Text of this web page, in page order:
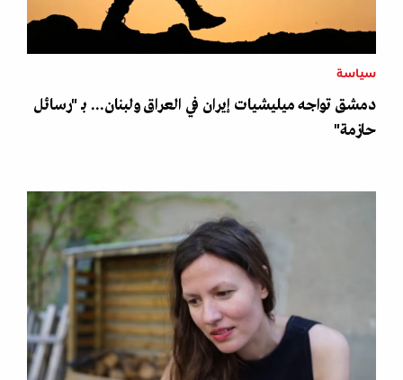
سياسة
دمشق تواجه ميليشيات إيران في العراق ولبنان... بـ "رسائل
حازمة"